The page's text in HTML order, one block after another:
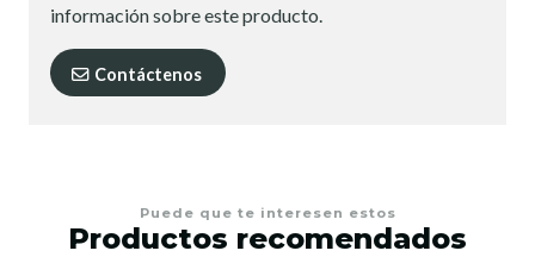
información sobre este producto.
Contáctenos
Puede que te interesen estos
Productos recomendados